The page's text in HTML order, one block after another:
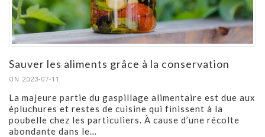
Sauver les aliments grâce à la conservation
ON 2023-07-11
La majeure partie du gaspillage alimentaire est due aux
épluchures et restes de cuisine qui finissent à la
poubelle chez les particuliers. À cause d’une récolte
abondante dans le…